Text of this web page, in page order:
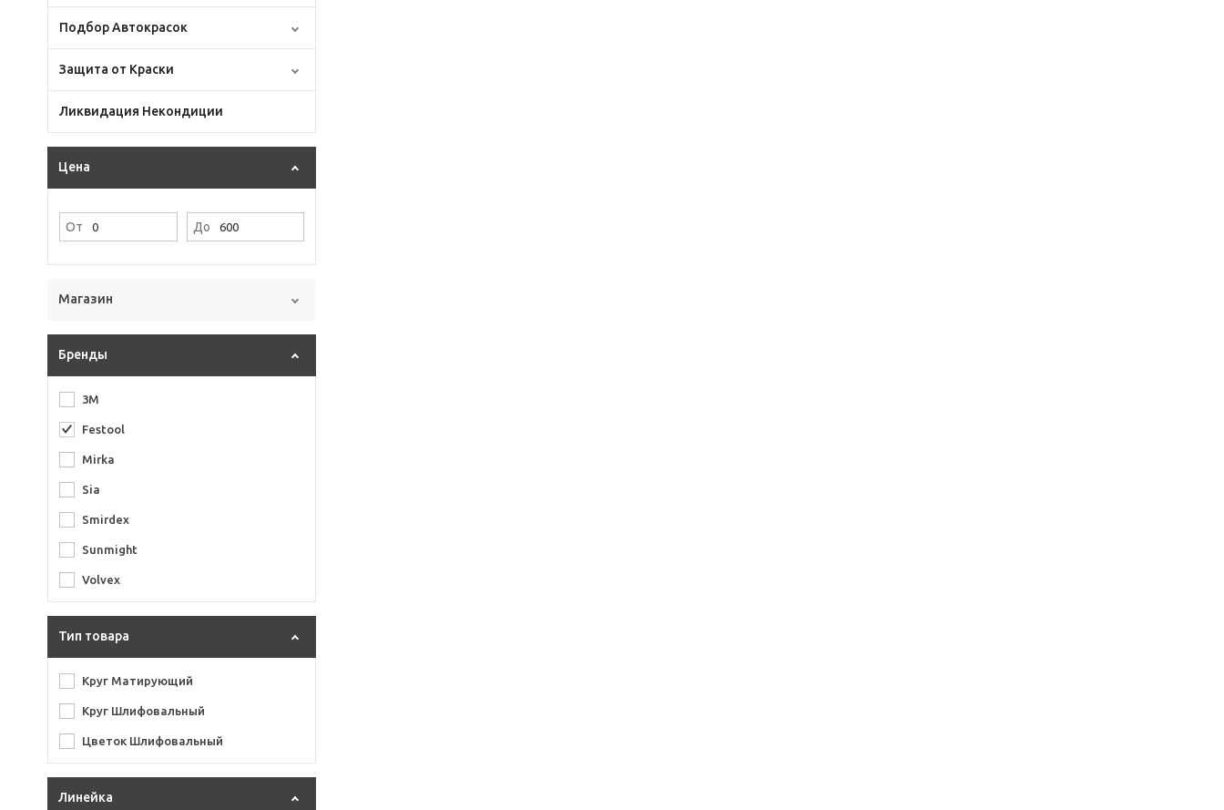
Подбор Автокрасок
Защита от Краски
Ликвидация Некондиции
Цена
От До
Магазин
Бренды
3M
Festool
Mirka
Sia
Smirdex
Sunmight
Volvex
Тип товара
Круг Матирующий
Круг Шлифовальный
Цветок Шлифовальный
Линейка